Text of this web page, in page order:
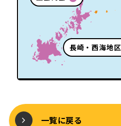
長崎・西海地区
一覧に戻る